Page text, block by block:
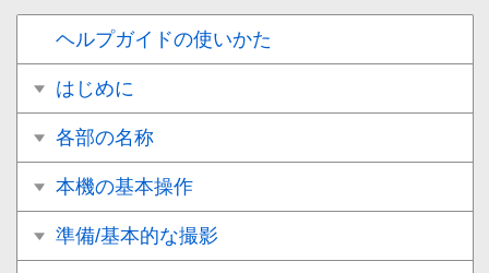
ヘルプガイドの使いかた
はじめに
各部の名称
本機の基本操作
準備/基本的な撮影